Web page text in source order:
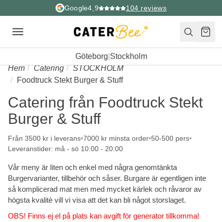
Google4,9 104 reviews
Toggle
Göteborg Stockholm
Hem
Catering
STOCKHOLM
Foodtruck Stekt Burger & Stuff
Catering från Foodtruck Stekt
Burger & Stuff
Från 3500 kr i leverans 7000 kr minsta order 50-500 pers
Leveranstider: må - sö 10:00 - 20:00
Vår meny är liten och enkel med några genomtänkta
Burgervarianter, tillbehör och såser. Burgare är egentligen inte
så komplicerad mat men med mycket kärlek och råvaror av
högsta kvalitè vill vi visa att det kan bli något storslaget.
OBS! Finns ej el på plats kan avgift för generator tillkomma!